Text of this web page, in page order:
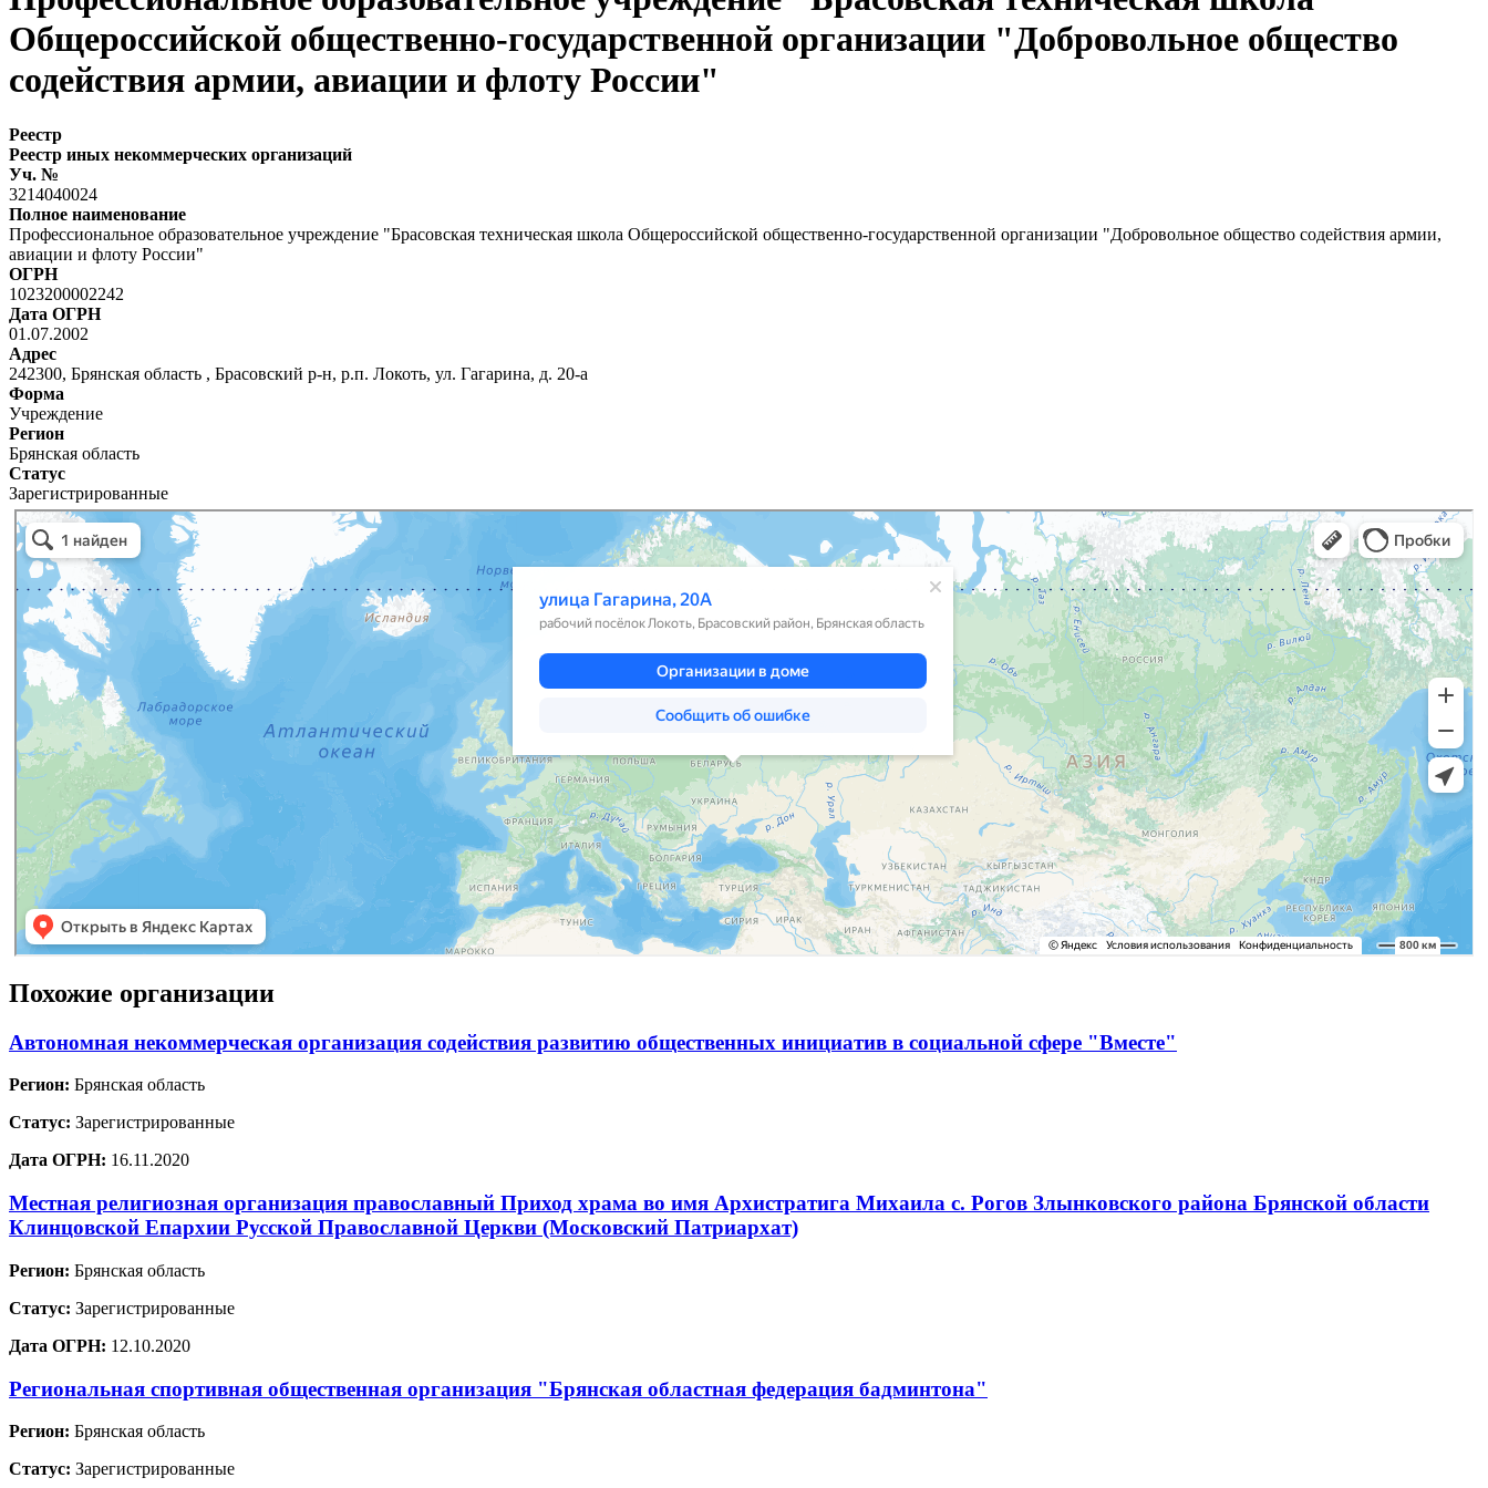
Общероссийской общественно-государственной организации "Добровольное общество
содействия армии, авиации и флоту России"
Реестр
Реестр иных некоммерческих организаций
Уч. №
3214040024
Полное наименование
Профессиональное образовательное учреждение "Брасовская техническая школа Общероссийской общественно-государственной организации "Добровольное общество содействия армии,
авиации и флоту России"
ОГРН
1023200002242
Дата ОГРН
01.07.2002
Адрес
242300, Брянская область , Брасовский р-н, р.п. Локоть, ул. Гагарина, д. 20-а
Форма
Учреждение
Регион
Брянская область
Статус
Зарегистрированные
Похожие организации
Автономная некоммерческая организация содействия развитию общественных инициатив в социальной сфере "Вместе"
Регион: Брянская область
Статус: Зарегистрированные
Дата ОГРН: 16.11.2020
Местная религиозная организация православный Приход храма во имя Архистратига Михаила с. Рогов Злынковского района Брянской области
Клинцовской Епархии Русской Православной Церкви (Московский Патриархат)
Регион: Брянская область
Статус: Зарегистрированные
Дата ОГРН: 12.10.2020
Региональная спортивная общественная организация "Брянская областная федерация бадминтона"
Регион: Брянская область
Статус: Зарегистрированные